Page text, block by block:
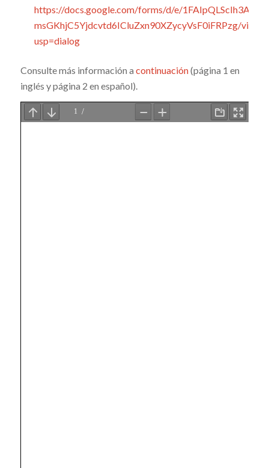
https://docs.google.com/forms/d/e/1FAIpQLScIh3A7z-
msGKhjC5Yjdcvtd6ICluZxn90XZycyVsF0iFRPzg/
usp=dialog
Consulte más información a continuación(página 1 en
inglés y página 2 en español).